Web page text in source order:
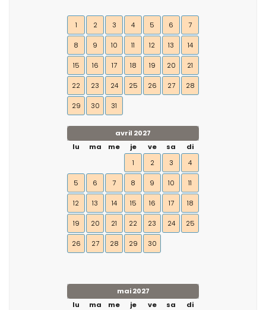
1 2 3 4 5 6 7
8 9 10 11 12 13 14
15 16 17 18 19 20 21
22 23 24 25 26 27 28
29 30 31
avril 2027
lu
ma me je ve sa
di
1
2 3 4
5 6 7 8 9 10 11
12 13 14 15 16 17 18
19 20 21 22 23 24 25
26 27 28 29 30
mai 2027
lu
ma me je ve sa di